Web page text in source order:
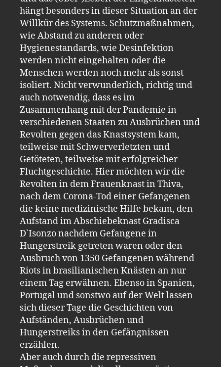
hängt besonders in dieser Situation an der
Willkür des Systems. Schutzmaßnahmen,
wie Abstand zu anderen oder
Hygienestandards, wie Desinfektion
werden nicht eingehalten oder die
Menschen werden noch mehr als sonst
isoliert. Nicht verwunderlich, richtig und
auch notwendig, dass es im
Zusammenhang mit der Pandemie in
verschiedenen Staaten zu Ausbrüchen und
Revolten gegen das Knastsystem kam,
teilweise mit Schwerverletzten und
Getöteten, teilweise mit erfolgreicher
Fluchtgeschichte. Hier möchten wir die
Revolten in dem Frauenknast in Thiva,
nach dem Corona-Tod einer Gefangenen
die keine medizinische Hilfe bekam, den
Aufstand im Abschiebeknast Gradisca
D`Isonzo nachdem Gefangene in
Hungerstreik getreten waren oder den
Ausbruch von 1350 Gefangenen während
Riots in brasilianischen Knästen an nur
einem Tag erwähnen. Ebenso in Spanien,
Portugal und sonstwo auf der Welt lassen
sich dieser Tage die Geschichten von
Aufständen, Ausbrüchen und
Hungerstreiks in den Gefängnissen
erzählen.
Aber auch durch die repressiven